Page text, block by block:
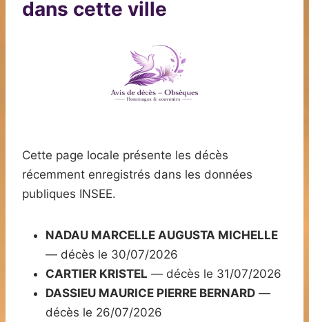
dans cette ville
Cette page locale présente les décès
récemment enregistrés dans les données
publiques INSEE.
NADAU MARCELLE AUGUSTA MICHELLE
— décès le 30/07/2026
CARTIER KRISTEL — décès le 31/07/2026
DASSIEU MAURICE PIERRE BERNARD —
décès le 26/07/2026